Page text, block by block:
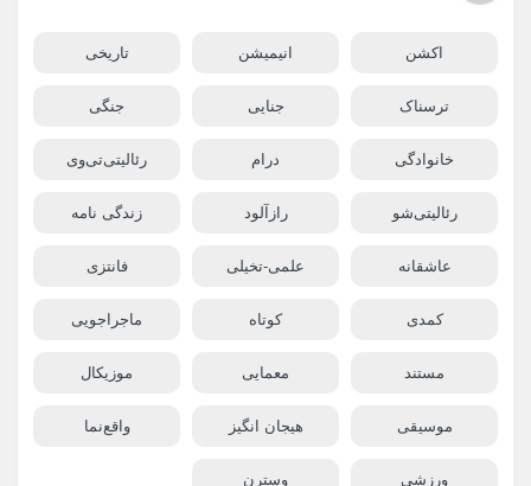
اکشن انیمیشن تاریخی
ترسناک جنایی جنگی
خانوادگی درام رئالیتی‌تی‌وی
رئالیتی‌شو رازآلود زندگی نامه
عاشقانه علمی-تخیلی فانتزی
کمدی کوتاه ماجراجویی
مستند معمایی موزیکال
موسیقی هیجان انگیز واقع‌نما
ورزشی وسترن